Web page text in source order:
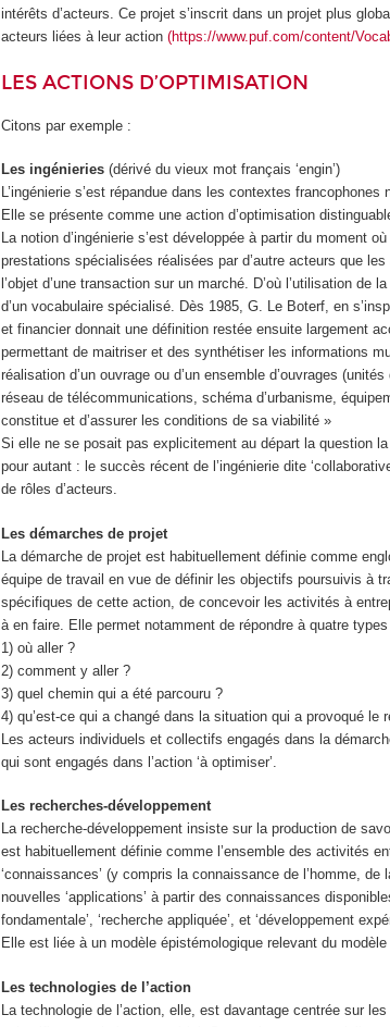
intérêts d’acteurs. Ce projet s’inscrit dans un projet plus
acteurs liées à leur action (https://www.puf.com/content/
LES ACTIONS D’OPTIMISATION
Citons par exemple :
Les ingénieries (dérivé du vieux mot français ‘engin’)
L’ingénierie s’est répandue dans les contextes
Elle se présente comme une action d’optimisation
La notion d’ingénierie s’est développée à partir du moment
prestations spécialisées réalisées par d’autre acteurs que
l’objet d’une transaction sur un marché. D’où l’utilisation
d’un vocabulaire spécialisé. Dès 1985, G. Le Boterf, en
et financier donnait une définition restée ensuite largement
permettant de maitriser et des synthétiser les informations
réalisation d’un ouvrage ou d’un ensemble d’ouvrages
réseau de télécommunications, schéma d’urbanisme,
constitue et d’assurer les conditions de sa viabilité »
Si elle ne se posait pas explicitement au départ la question
pour autant : le succès récent de l’ingénierie dite
de rôles d’acteurs.
Les démarches de projet
La démarche de projet est habituellement définie comme
équipe de travail en vue de définir les objectifs poursuivis à
spécifiques de cette action, de concevoir les activités à
à en faire. Elle permet notamment de répondre à quatre
1) où aller ?
2) comment y aller ?
3) quel chemin qui a été parcouru ?
4) qu’est-ce qui a changé dans la situation qui a provoqué le
Les acteurs individuels et collectifs engagés dans la
qui sont engagés dans l’action ‘à optimiser’.
Les recherches-développement
La recherche-développement insiste sur la production de
est habituellement définie comme l’ensemble des activités
‘connaissances’ (y compris la connaissance de l’homme,
nouvelles ‘applications’ à partir des connaissances
fondamentale’, ‘recherche appliquée’, et ‘développement
Elle est liée à un modèle épistémologique relevant du modèle
Les technologies de l’action
La technologie de l’action, elle, est davantage centrée sur